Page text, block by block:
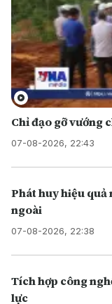
Chỉ đạo gỡ vướng
07-08-2026, 22:43
Phát huy hiệu quả
ngoài
07-08-2026, 22:38
Tích hợp công
lực